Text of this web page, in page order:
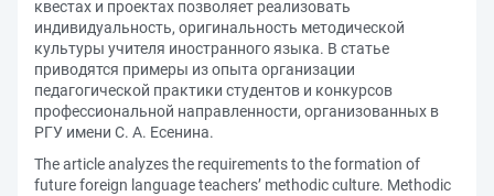
квестах и проектах позволяет реализовать
индивидуальность, оригинальность методической
культуры учителя иностранного языка. В статье
приводятся примеры из опыта организации
педагогической практики студентов и конкурсов
профессиональной направленности, организованных в
РГУ имени С. А. Есенина.
The article analyzes the requirements to the formation of
future foreign language teachers’ methodic culture. Methodic